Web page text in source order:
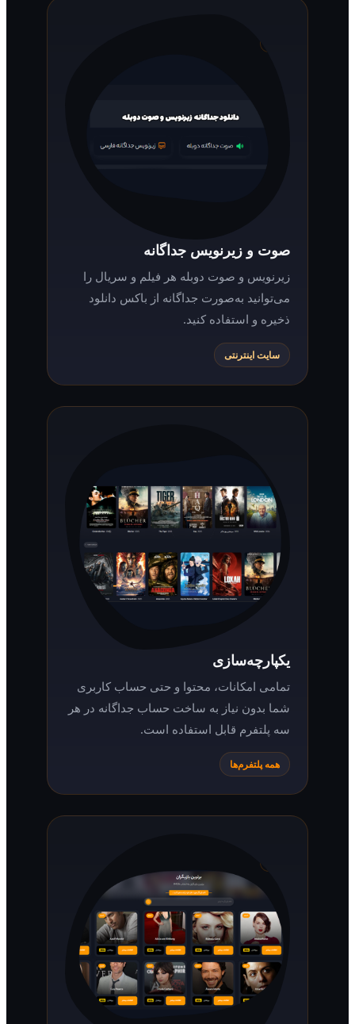
صوت و زیرنویس جداگانه
زیرنویس و صوت دوبله هر فیلم و سریال را
می‌توانید به‌صورت جداگانه از باکس دانلود
ذخیره و استفاده کنید.
سایت اینترنتی
یکپارچه‌سازی
تمامی امکانات، محتوا و حتی حساب کاربری
شما بدون نیاز به ساخت حساب جداگانه در هر
سه پلتفرم قابل استفاده است.
همه پلتفرم‌ها